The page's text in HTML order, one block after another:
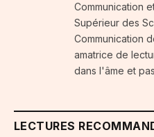
Communication
Supérieur des
Communication
amatrice de
dans l'âme et
LECTURES